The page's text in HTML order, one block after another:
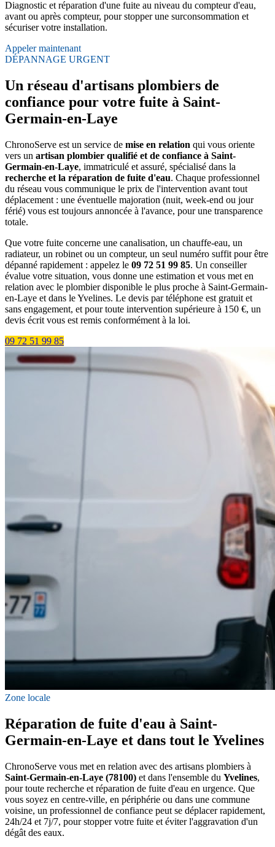
Diagnostic et réparation d'une fuite au niveau du compteur d'eau,
avant ou après compteur, pour stopper une surconsommation et
sécuriser votre installation.
Appeler maintenant
DÉPANNAGE URGENT
Un réseau d'artisans plombiers de
confiance pour votre fuite à Saint-
Germain-en-Laye
ChronoServe est un service de mise en relation qui vous oriente
vers un artisan plombier qualifié et de confiance à Saint-
Germain-en-Laye, immatriculé et assuré, spécialisé dans la
recherche et la réparation de fuite d'eau. Chaque professionnel
du réseau vous communique le prix de l'intervention avant tout
déplacement : une éventuelle majoration (nuit, week-end ou jour
férié) vous est toujours annoncée à l'avance, pour une transparence
totale.
Que votre fuite concerne une canalisation, un chauffe-eau, un
radiateur, un robinet ou un compteur, un seul numéro suffit pour être
dépanné rapidement : appelez le 09 72 51 99 85. Un conseiller
évalue votre situation, vous donne une estimation et vous met en
relation avec le plombier disponible le plus proche à Saint-Germain-
en-Laye et dans le Yvelines. Le devis par téléphone est gratuit et
sans engagement, et pour toute intervention supérieure à 150 €, un
devis écrit vous est remis conformément à la loi.
09 72 51 99 85
Zone locale
Réparation de fuite d'eau à Saint-
Germain-en-Laye et dans tout le Yvelines
ChronoServe vous met en relation avec des artisans plombiers à
Saint-Germain-en-Laye (78100) et dans l'ensemble du Yvelines,
pour toute recherche et réparation de fuite d'eau en urgence. Que
vous soyez en centre-ville, en périphérie ou dans une commune
voisine, un professionnel de confiance peut se déplacer rapidement,
24h/24 et 7j/7, pour stopper votre fuite et éviter l'aggravation d'un
dégât des eaux.